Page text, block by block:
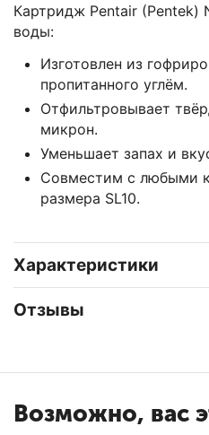
Картридж Pentair (Pentek)
воды:
Изготовлен из
пропитанного углём.
Отфильтровывает
микрон.
Уменьшает запах и
Совместим с любыми
размера SL10.
Характеристики
Отзывы
Возможно, вас